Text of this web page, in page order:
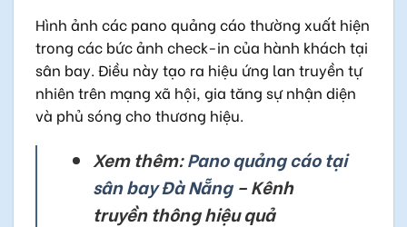
Hình ảnh các pano quảng cáo thường xuất hiện
trong các bức ảnh check-in của hành khách tại
sân bay. Điều này tạo ra hiệu ứng lan truyền tự
nhiên trên mạng xã hội, gia tăng sự nhận diện
và phủ sóng cho thương hiệu.
Xem thêm:Pano quảng cáo tại
sân bay Đà Nẵng– Kênh
truyền thông hiệu quả